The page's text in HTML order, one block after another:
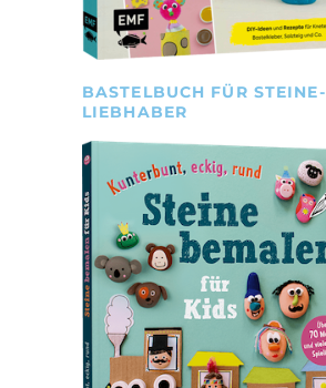
BASTELBUCH FÜR STEINE-
LIEBHABER